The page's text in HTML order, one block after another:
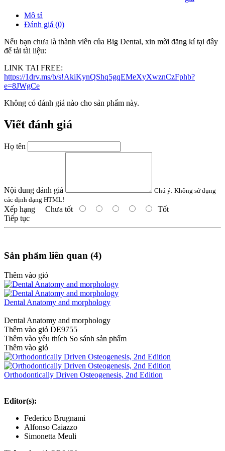
Mô tả
Đánh giá (0)
Nếu bạn chưa là thành viên của Big Dental, xin mời đăng kí tại đây
để tải tài liệu:
LINK TAI FREE:
https://1drv.ms/b/s!AkiKynQShq5gqEMeXyXwznCzFphb?
e=8JWgCe
Không có đánh giá nào cho sản phẩm này.
Viết đánh giá
Họ tên
Nội dung đánh giá Chú ý: Không sử dụng
các định dạng HTML!
Xếp hạng Chưa tốt
Tốt
Tiếp tục
Sản phẩm liên quan (4)
Thêm vào giỏ
Dental Anatomy and morphology
Dental Anatomy and morphology
Thêm vào giỏ DE9755
Thêm vào yêu thích So sánh sản phẩm
Thêm vào giỏ
Orthodontically Driven Osteogenesis, 2nd Edition
Editor(s):
Federico Brugnami
Alfonso Caiazzo
Simonetta Meuli